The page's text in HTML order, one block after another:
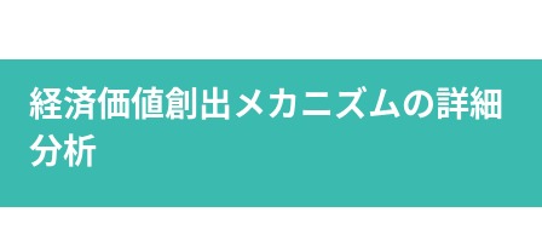
経済価値創出メカニズムの詳細
分析